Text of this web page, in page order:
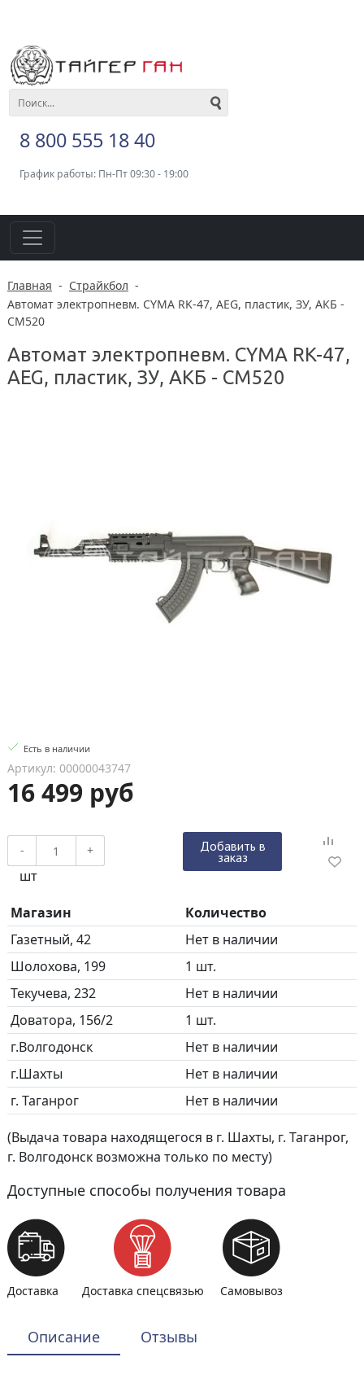
8 800 555 18 40
График работы: Пн-Пт 09:30 - 19:00
Главная - Страйкбол -
Автомат электропневм. CYMA RK-47, AEG, пластик, ЗУ, АКБ -
CM520
Автомат электропневм. CYMA RK-47,
AEG, пластик, ЗУ, АКБ - CM520
Есть в наличии
Артикул: 00000043747
16 499 руб
- +
шт
Добавить в
заказ
Магазин
Количество
Газетный, 42
Нет в наличии
Шолохова, 199
1 шт.
Текучева, 232
Нет в наличии
Доватора, 156/2
1 шт.
г.Волгодонск
Нет в наличии
г.Шахты
Нет в наличии
г. Таганрог
Нет в наличии
(Выдача товара находящегося в г. Шахты, г. Таганрог,
г. Волгодонск возможна только по месту)
Доступные способы получения товара
Доставка Доставка спецсвязью Самовывоз
Описание Отзывы